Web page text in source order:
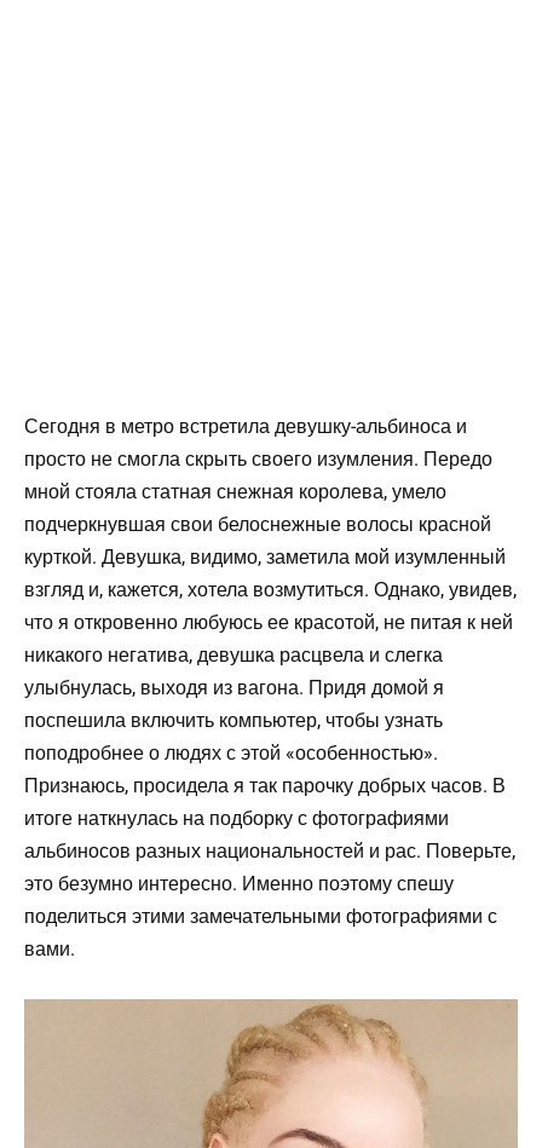
Сегодня в метро встретила девушку-альбиноса и
просто не смогла скрыть своего изумления. Передо
мной стояла статная снежная королева, умело
подчеркнувшая свои белоснежные волосы красной
курткой. Девушка, видимо, заметила мой изумленный
взгляд и, кажется, хотела возмутиться. Однако, увидев,
что я откровенно любуюсь ее красотой, не питая к ней
никакого негатива, девушка расцвела и слегка
улыбнулась, выходя из вагона. Придя домой я
поспешила включить компьютер, чтобы узнать
поподробнее о людях с этой «особенностью».
Признаюсь, просидела я так парочку добрых часов. В
итоге наткнулась на подборку с фотографиями
альбиносов разных национальностей и рас. Поверьте,
это безумно интересно. Именно поэтому спешу
поделиться этими замечательными фотографиями с
вами.